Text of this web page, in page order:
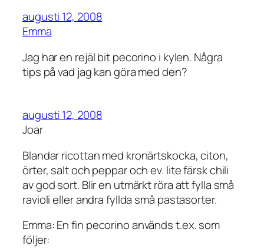
augusti 12, 2008
Emma
Jag har en rejäl bit pecorino i kylen. Några
tips på vad jag kan göra med den?
augusti 12, 2008
Joar
Blandar ricottan med kronärtskocka, citon,
örter, salt och peppar och ev. lite färsk chili
av god sort. Blir en utmärkt röra att fylla små
ravioli eller andra fyllda små pastasorter.
Emma: En fin pecorino används t.ex. som
följer: